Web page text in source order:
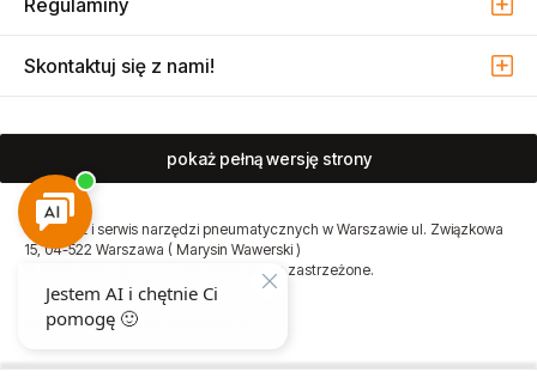
Skontaktuj się z nami!
pokaż pełną wersję strony
Sprzedaż i serwis narzędzi pneumatycznych w Warszawie ul. Związkowa
15, 04-522 Warszawa ( Marysin Wawerski )
© 2026 Atmo Sp. z o.o. Wszelkie prawa zastrzeżone.
Sklep internetowy Shoper Premium